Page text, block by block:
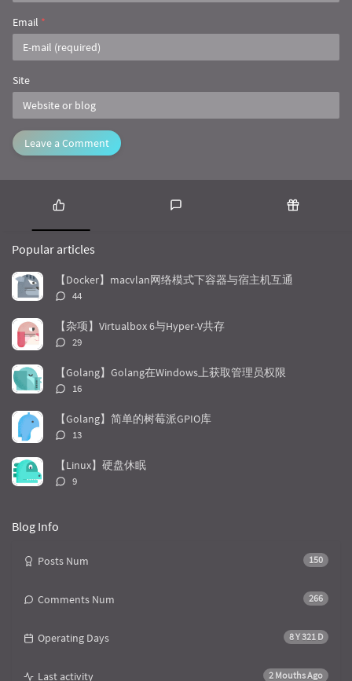
Email *
Site
Leave a Comment
P
p
u
l
a
r
a
r
t
i
e
e
s
o
m
t
Popular articles
【Docker】macvlan网络模式下容器与宿主机互通
评
数：
44
【杂项】Virtualbox 6与Hyper-V共存
评
数：
29
【Golang】Golang在Windows上获取管理员权限
评
数：
16
【Golang】简单的树莓派GPIO库
评
数：
13
【Linux】硬盘休眠
评
9
Blog Info
150
Posts Num
266
Comments Num
8 Y 321 D
Operating Days
2 Mouths Ago
Last activity